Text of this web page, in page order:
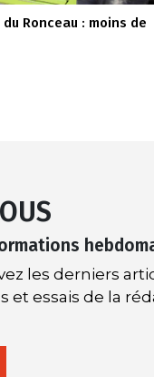
Ronceau : moins de
les derniers
et essais de la